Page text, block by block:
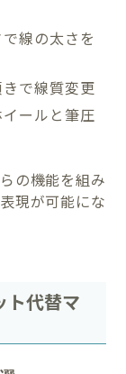
線の太さを
で線質変更
ールと筆圧
の機能を組み
現が可能にな
ト代替マ